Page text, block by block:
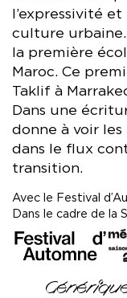
l’expressivité
culture
la première
Maroc. Ce
Taklif à
Dans une
donne à voir les
dans le flux
transition.
Avec le Festival
Dans le cadre de la
image